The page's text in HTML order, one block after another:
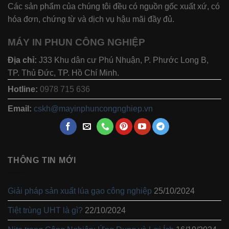
Các sản phẩm của chúng tôi đều có nguồn gốc xuất xứ, có
hóa đơn, chứng từ và dịch vụ hậu mãi đầy đủ.
MÁY IN PHUN CÔNG NGHIỆP
Địa chỉ: J33 Khu dân cư Phú Nhuận, P. Phước Long B,
TP. Thủ Đức, TP. Hồ Chí Minh.
Hotline: 0978 715 636
Email: cskh@mayinphuncongnghiep.vn
THÔNG TIN MỚI
Giải pháp sản xuất lúa gạo công nghiệp 25/10/2024
Tiệt trùng UHT là gì? 22/10/2024